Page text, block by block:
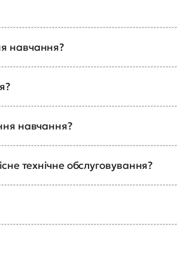
навчання?
навчання?
технічне обслуговування?